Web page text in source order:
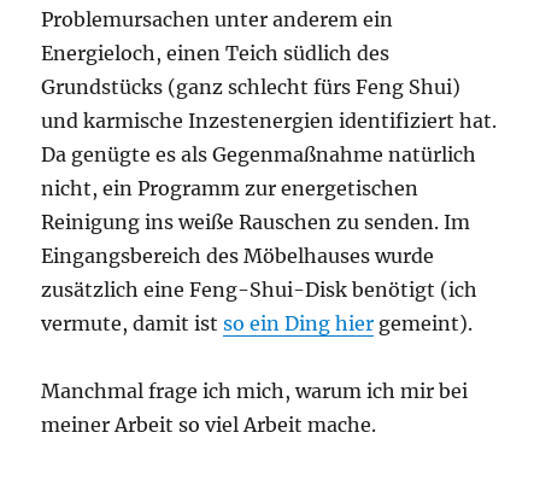
Problemursachen unter anderem ein
Energieloch, einen Teich südlich des
Grundstücks (ganz schlecht fürs Feng Shui)
und karmische Inzestenergien identifiziert hat.
Da genügte es als Gegenmaßnahme natürlich
nicht, ein Programm zur energetischen
Reinigung ins weiße Rauschen zu senden. Im
Eingangsbereich des Möbelhauses wurde
zusätzlich eine Feng-Shui-Disk benötigt (ich
vermute, damit istso ein Ding hier gemeint).
Manchmal frage ich mich, warum ich mir bei
meiner Arbeit so viel Arbeit mache.